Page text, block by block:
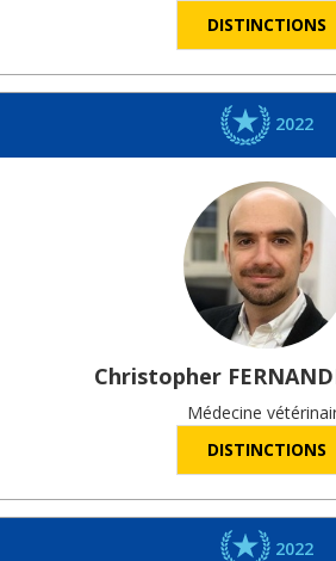
DISTINCTIONS
2022
Christopher
Médecine
DISTINCTIONS
2022